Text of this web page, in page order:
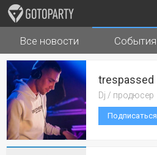
Города Музыка
Все новости События
trespassed
Dj / продюсер
Подписаться